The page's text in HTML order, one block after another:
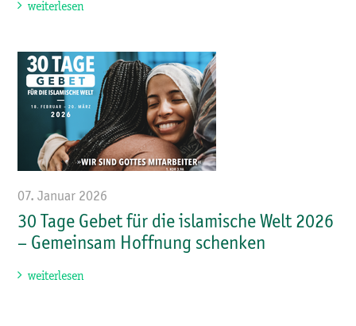
weiterlesen
07. Januar 2026
30 Tage Gebet für die islamische Welt 2026
– Gemeinsam Hoffnung schenken
weiterlesen